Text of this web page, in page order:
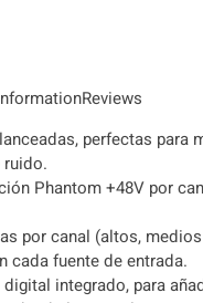
Reviews
perfectas
Phantom +48V por
por canal (altos,
cada fuente de entrada.
integrado, para